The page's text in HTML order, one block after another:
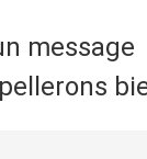
message
dépôt ;
livrerons des
que vous pouvez